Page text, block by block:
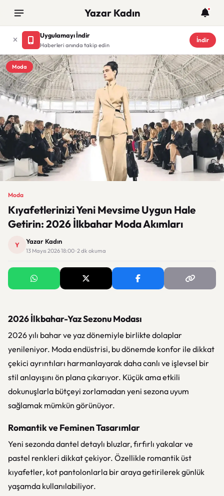
Yazar Kadın
Uygulamayı İndir
Haberleri anında takip edin
İndir
Moda
Moda
Kıyafetlerinizi Yeni Mevsime Uygun Hale
Getirin: 2026 İlkbahar Moda Akımları
Y Yazar Kadın
13 Mayıs 2026 18:00 · 2 dk okuma
2026 İlkbahar-Yaz Sezonu Modası
2026 yılı bahar ve yaz dönemiyle birlikte dolaplar
yenileniyor. Moda endüstrisi, bu dönemde konfor ile dikkat
çekici ayrıntıları harmanlayarak daha canlı ve işlevsel bir
stil anlayışını ön plana çıkarıyor. Küçük ama etkili
dokunuşlarla bütçeyi zorlamadan yeni sezona uyum
sağlamak mümkün görünüyor.
Romantik ve Feminen Tasarımlar
Yeni sezonda dantel detaylı bluzlar, fırfırlı yakalar ve
pastel renkleri dikkat çekiyor. Özellikle romantik üst
kıyafetler, kot pantolonlarla bir araya getirilerek günlük
yaşamda kullanılabiliyor.